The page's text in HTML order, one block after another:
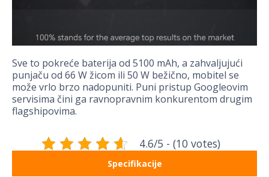
Sve to pokreće baterija od 5100 mAh, a zahvaljujući
punjaču od 66 W žicom ili 50 W bežično, mobitel se
može vrlo brzo nadopuniti. Puni pristup Googleovim
servisima čini ga ravnopravnim konkurentom drugim
flagshipovima.
4.6/5 - (10 votes)
Specifikacije